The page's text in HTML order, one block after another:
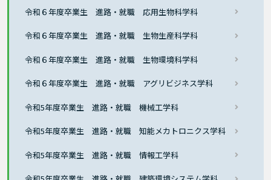
令和６年度卒業生 進路・就職 応用生物科学科
令和６年度卒業生 進路・就職 生物生産科学科
令和６年度卒業生 進路・就職 生物環境科学科
令和６年度卒業生 進路・就職 アグリビジネス学科
令和5年度卒業生 進路・就職 機械工学科
令和5年度卒業生 進路・就職 知能メカトロニクス学科
令和5年度卒業生 進路・就職 情報工学科